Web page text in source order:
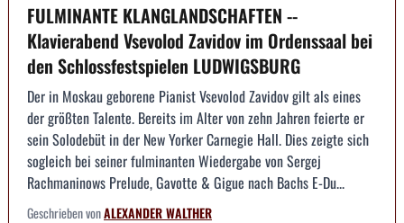
FULMINANTE KLANGLANDSCHAFTEN --
Klavierabend Vsevolod Zavidov im Ordenssaal bei
den Schlossfestspielen LUDWIGSBURG
Der in Moskau geborene Pianist Vsevolod Zavidov gilt als eines
der größten Talente. Bereits im Alter von zehn Jahren feierte er
sein Solodebüt in der New Yorker Carnegie Hall. Dies zeigte sich
sogleich bei seiner fulminanten Wiedergabe von Sergej
Rachmaninows Prelude, Gavotte & Gigue nach Bachs E-Du...
Geschrieben vonALEXANDER WALTHER